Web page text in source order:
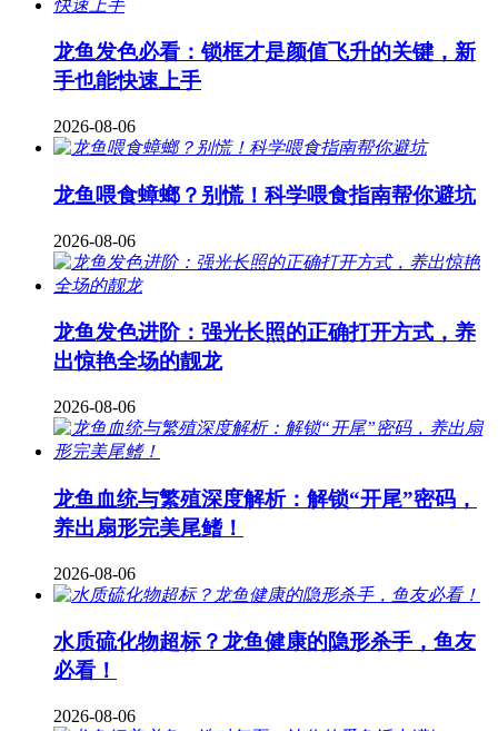
龙鱼发色必看：锁框才是颜值飞升的关键，新
手也能快速上手
2026-08-06
龙鱼喂食蟑螂？别慌！科学喂食指南帮你避坑
2026-08-06
龙鱼发色进阶：强光长照的正确打开方式，养
出惊艳全场的靓龙
2026-08-06
龙鱼血统与繁殖深度解析：解锁“开尾”密码，
养出扇形完美尾鳍！
2026-08-06
水质硫化物超标？龙鱼健康的隐形杀手，鱼友
必看！
2026-08-06